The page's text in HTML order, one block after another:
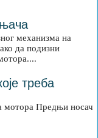
механизма на
да подизни
треба
Предњи носач